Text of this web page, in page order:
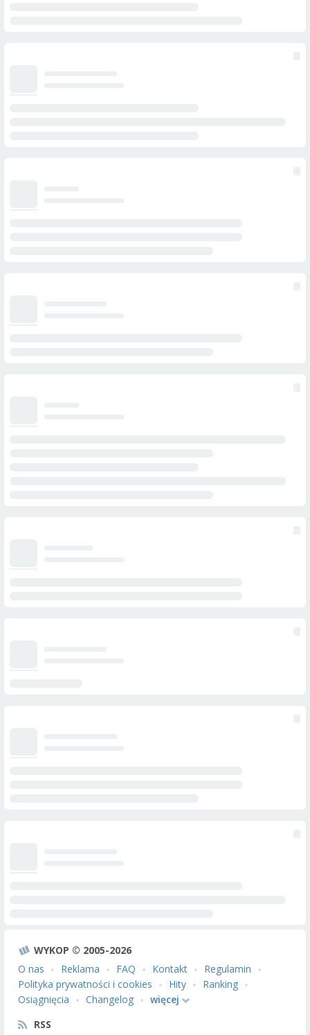
WYKOP © 2005-2026
O nas
Reklama FAQ Kontakt
Regulamin
Polityka prywatności i cookies
Hity
Ranking
Osiągnięcia
Changelog
więcej
RSS